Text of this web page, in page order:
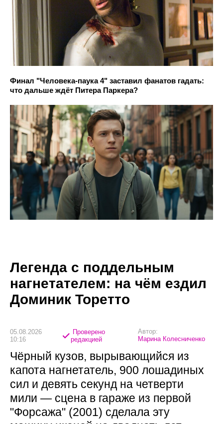
Финал "Человека-паука 4" заставил фанатов гадать:
что дальше ждёт Питера Паркера?
Легенда с поддельным
нагнетателем: на чём ездил
Доминик Торетто
05.08.2026
10:16
Проверено
редакцией
Автор:
Марина Колесниченко
Чёрный кузов, вырывающийся из
капота нагнетатель, 900 лошадиных
сил и девять секунд на четверти
мили — сцена в гараже из первой
"Форсажа" (2001) сделала эту